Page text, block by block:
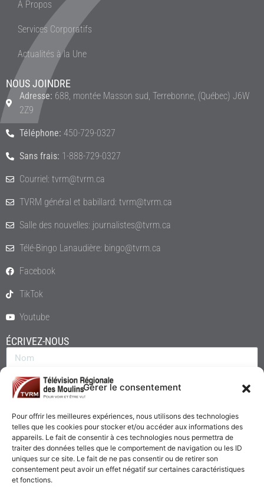
Gérer le consentement
Pour offrir les meilleures expériences, nous utilisons des technologies
telles que les cookies pour stocker et/ou accéder aux informations des
appareils. Le fait de consentir à ces technologies nous permettra de
traiter des données telles que le comportement de navigation ou les ID
uniques sur ce site. Le fait de ne pas consentir ou de retirer son
consentement peut avoir un effet négatif sur certaines caractéristiques
et fonctions.
À Propos
Services Corporatifs
Actualités à la Une
NOUS JOINDRE
Adresse: 688, montée Masson sud, Terrebonne, (Québec) J6W
2Z9
Téléphone: 450-729-0327
Sans frais: 1-888-729-0327
Courriel: tvrm@tvrm.ca
TVRM général et babillard: tvrm@tvrm.ca
Salle des nouvelles: journalistes@tvrm.ca
Télé-Bingo Lanaudière: bingo@tvrm.ca
Facebook
TikTok
Youtube
ÉCRIVEZ-NOUS